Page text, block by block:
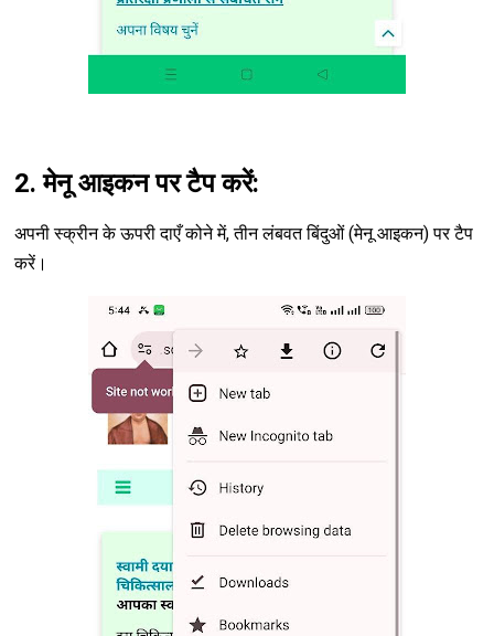
2. मेनू आइकन पर टैप करें:
अपनी स्क्रीन के ऊपरी दाएँ कोने में, तीन लंबवत बिंदुओं (मेनू आइकन) पर टैप
करें।